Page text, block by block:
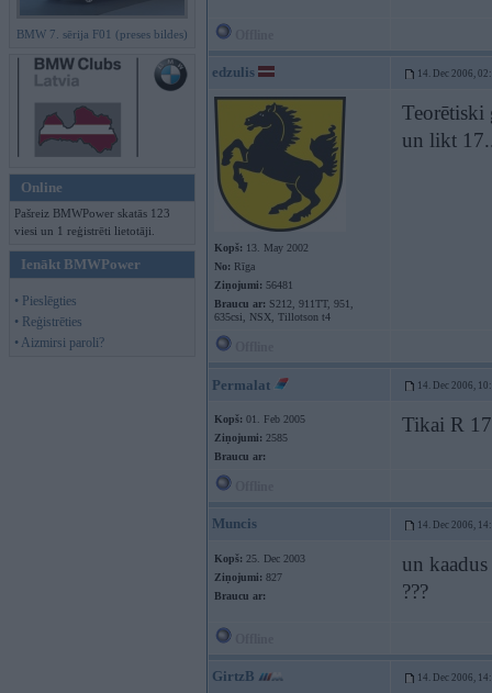
BMW 7. sērija F01 (preses bildes)
Online
Pašreiz BMWPower skatās 123
viesi un 1 reģistrēti lietotāji.
Ienākt BMWPower
• Pieslēgties
• Reģistrēties
• Aizmirsi paroli?
edzulis 14. Dec 2006,
Kopš: 13. May 2002
No: Rīga
Ziņojumi: 56481
Braucu ar: S212, 911TT, 951,
635csi, NSX, Tillotson t4
Teorētiski
un likt
Permalat 14. Dec 2006,
Kopš: 01. Feb 2005
Ziņojumi: 2585
Braucu ar:
Tikai R
Muncis 14. Dec 2006,
Kopš: 25. Dec 2003
Ziņojumi: 827
Braucu ar:
un
???
GirtzB 14. Dec 2006,